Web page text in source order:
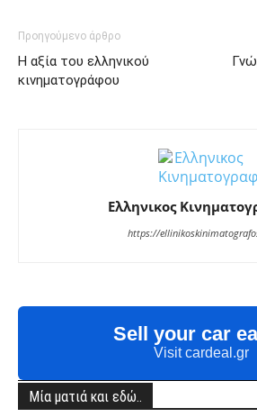
Προηγούμενο άρθρο
Η αξία του ελληνικού
κινηματογράφου
Ελληνικος
https://
Sell your car
Visit cardeal.gr
Μία ματιά και εδώ..